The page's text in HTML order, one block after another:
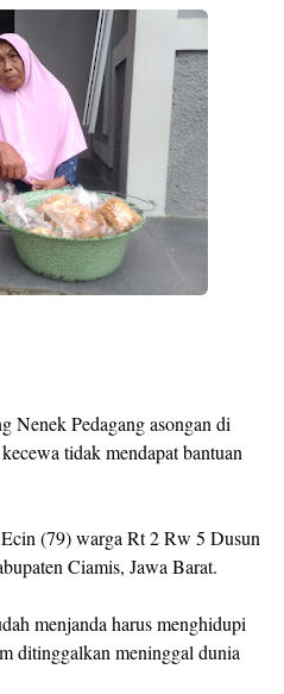
Nenek Pedagang asongan di
tidak mendapat bantuan
(79) warga Rt 2 Rw 5 Dusun
Ciamis, Jawa Barat.
menjanda harus menghidupi
ditinggalkan meninggal dunia